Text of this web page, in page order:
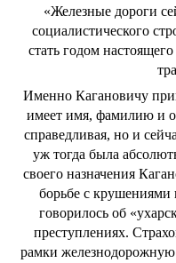
«Железные дороги
социалистического
стать годом
Именно Кагановичу
имеет имя, фамилию и
справедливая, но и
уж тогда была
своего назначения
борьбе с крушениями
говорилось об
преступлениях.
рамки железнодорожную